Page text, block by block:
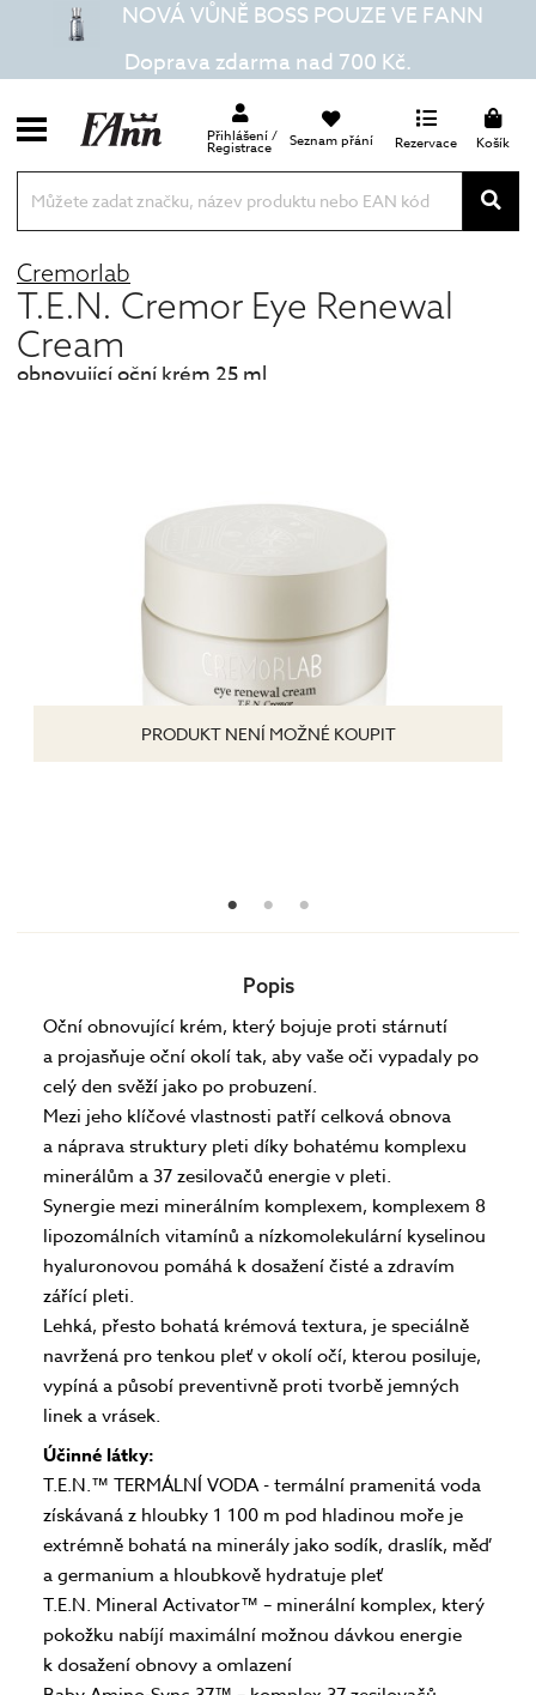
NOVÁ VŮNĚ BOSS POUZE VE FANN
Doprava zdarma nad 700 Kč.
Přihlášení /
Registrace Seznam přání Rezervace Košík
Cremorlab
T.E.N. Cremor Eye Renewal
Cream
obnovující oční krém 25 ml
PRODUKT NENÍ MOŽNÉ KOUPIT
Popis
Oční obnovující krém, který bojuje proti stárnutí
a projasňuje oční okolí tak, aby vaše oči vypadaly po
celý den svěží jako po probuzení.
Mezi jeho klíčové vlastnosti patří celková obnova
a náprava struktury pleti díky bohatému komplexu
minerálům a 37 zesilovačů energie v pleti.
Synergie mezi minerálním komplexem, komplexem 8
lipozomálních vitamínů a nízkomolekulární kyselinou
hyaluronovou pomáhá k dosažení čisté a zdravím
zářící pleti.
Lehká, přesto bohatá krémová textura, je speciálně
navržená pro tenkou pleť v okolí očí, kterou posiluje,
vypíná a působí preventivně proti tvorbě jemných
linek a vrásek.
Účinné látky:
T.E.N.™ TERMÁLNÍ VODA - termální pramenitá voda
získávaná z hloubky 1 100 m pod hladinou moře je
extrémně bohatá na minerály jako sodík, draslík, měď
a germanium a hloubkově hydratuje pleť
T.E.N. Mineral Activator™ – minerální komplex, který
pokožku nabíjí maximální možnou dávkou energie
k dosažení obnovy a omlazení